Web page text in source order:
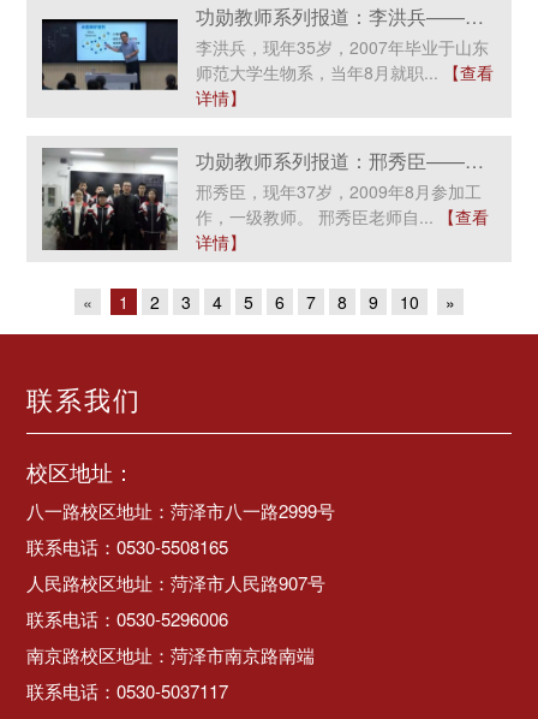
功勋教师系列报道：李洪兵——种得桃李满天下，教得新师为独秀
李洪兵，现年35岁，2007年毕业于山东
师范大学生物系，当年8月就职...
【查看
详情】
功勋教师系列报道：邢秀臣——做学生既“恨”又爱的老师
邢秀臣，现年37岁，2009年8月参加工
作，一级教师。 邢秀臣老师自...
【查看
详情】
« 1 2 3 4 5 6 7 8 9 10 »
联系我们
校区地址：
八一路校区地址：菏泽市八一路2999号
联系电话：0530-5508165
人民路校区地址：菏泽市人民路907号
联系电话：0530-5296006
南京路校区地址：菏泽市南京路南端
联系电话：0530-5037117